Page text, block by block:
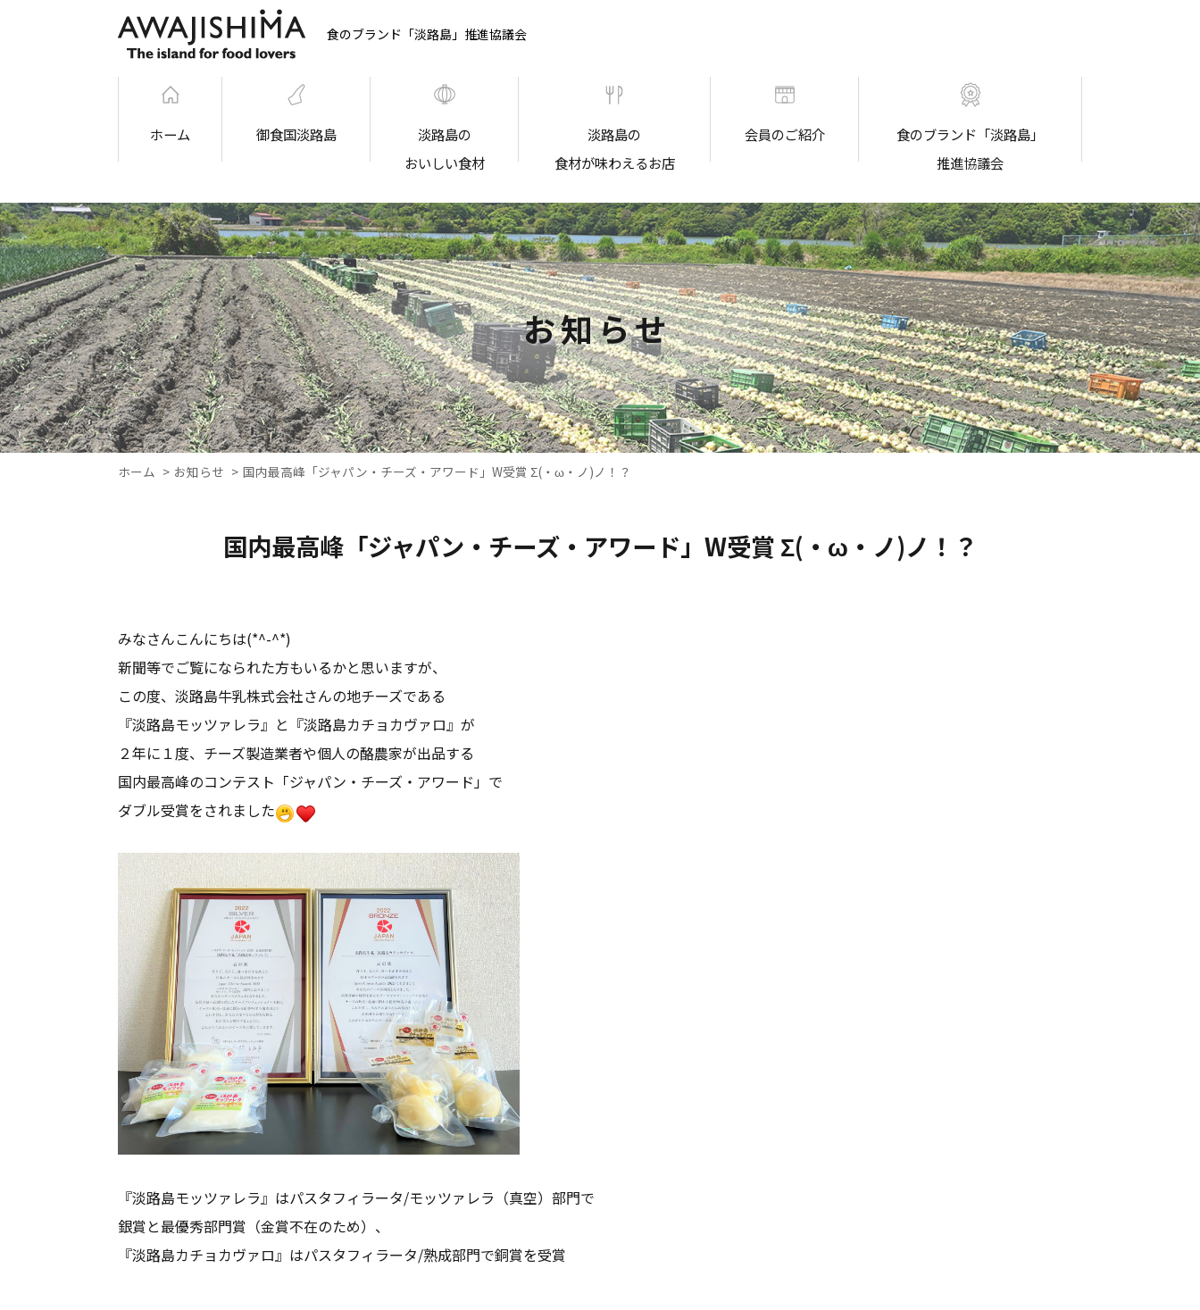
食のブランド「淡路島」推進協議会
ホーム 御食国淡路島
淡路島の
おいしい食材
淡路島の
食材が味わえるお店
会員のご紹介
食のブランド「淡路島」
推進協議会
お知らせ
ホーム お知らせ 国内最高峰「ジャパン・チーズ・アワード」W受賞 Σ(・ω・ノ)ノ！？
国内最高峰「ジャパン・チーズ・アワード」W受賞 Σ(・ω・ノ)ノ！？
みなさんこんにちは(*^-^*)
新聞等でご覧になられた方もいるかと思いますが、
この度、淡路島牛乳株式会社さんの地チーズである
『淡路島モッツァレラ』と『淡路島カチョカヴァロ』が
２年に１度、チーズ製造業者や個人の酪農家が出品する
国内最高峰のコンテスト「ジャパン・チーズ・アワード」で
ダブル受賞をされました
『淡路島モッツァレラ』はパスタフィラータ/モッツァレラ（真空）部門で
銀賞と最優秀部門賞（金賞不在のため）、
『淡路島カチョカヴァロ』はパスタフィラータ/熟成部門で銅賞を受賞